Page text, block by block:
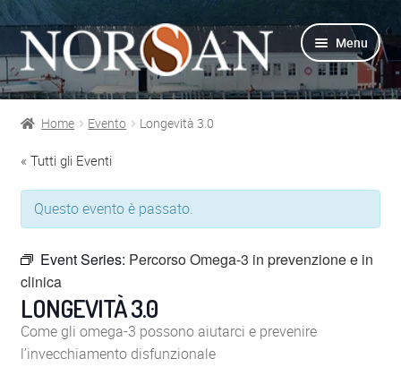
Vai
alla
navigazione
Vai
al
contenuto
Menu
Info prodotti
Info Omega-3
Azienda
Supporto
Home Evento Longevità 3.0
« Tutti gli Eventi
Questo evento è passato.
Event Series: Percorso Omega-3 in prevenzione e in
clinica
LONGEVITÀ 3.0
Come gli omega-3 possono aiutarci e prevenire
l’invecchiamento disfunzionale